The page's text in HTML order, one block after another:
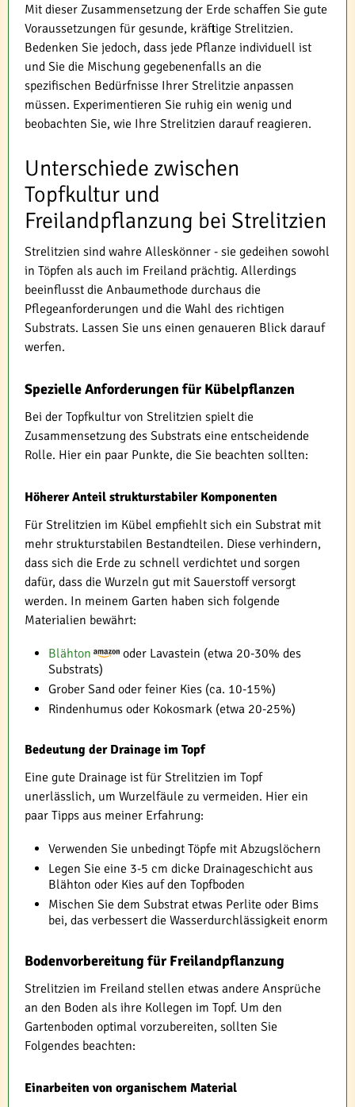
Mit dieser Zusammensetzung der Erde schaffen Sie gute
Voraussetzungen für gesunde, kräftige Strelitzien.
Bedenken Sie jedoch, dass jede Pflanze individuell ist
und Sie die Mischung gegebenenfalls an die
spezifischen Bedürfnisse Ihrer Strelitzie anpassen
müssen. Experimentieren Sie ruhig ein wenig und
beobachten Sie, wie Ihre Strelitzien darauf reagieren.
Unterschiede zwischen
Topfkultur und
Freilandpflanzung bei Strelitzien
Strelitzien sind wahre Alleskönner - sie gedeihen sowohl
in Töpfen als auch im Freiland prächtig. Allerdings
beeinflusst die Anbaumethode durchaus die
Pflegeanforderungen und die Wahl des richtigen
Substrats. Lassen Sie uns einen genaueren Blick darauf
werfen.
Spezielle Anforderungen für Kübelpflanzen
Bei der Topfkultur von Strelitzien spielt die
Zusammensetzung des Substrats eine entscheidende
Rolle. Hier ein paar Punkte, die Sie beachten sollten:
Höherer Anteil strukturstabiler Komponenten
Für Strelitzien im Kübel empfiehlt sich ein Substrat mit
mehr strukturstabilen Bestandteilen. Diese verhindern,
dass sich die Erde zu schnell verdichtet und sorgen
dafür, dass die Wurzeln gut mit Sauerstoff versorgt
werden. In meinem Garten haben sich folgende
Materialien bewährt:
Blähton
oder Lavastein (etwa 20-30% des
Substrats)
Grober Sand oder feiner Kies (ca. 10-15%)
Rindenhumus oder Kokosmark (etwa 20-25%)
Bedeutung der Drainage im Topf
Eine gute Drainage ist für Strelitzien im Topf
unerlässlich, um Wurzelfäule zu vermeiden. Hier ein
paar Tipps aus meiner Erfahrung:
Verwenden Sie unbedingt Töpfe mit Abzugslöchern
Legen Sie eine 3-5 cm dicke Drainageschicht aus
Blähton oder Kies auf den Topfboden
Mischen Sie dem Substrat etwas Perlite oder Bims
bei, das verbessert die Wasserdurchlässigkeit enorm
Bodenvorbereitung für Freilandpflanzung
Strelitzien im Freiland stellen etwas andere Ansprüche
an den Boden als ihre Kollegen im Topf. Um den
Gartenboden optimal vorzubereiten, sollten Sie
Folgendes beachten:
Einarbeiten von organischem Material